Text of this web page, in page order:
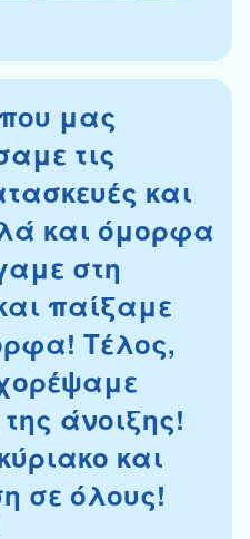
μας
τις
και
και όμορφα
στη
παίξαμε
Τέλος,
άνοιξης!
και
σε όλους!